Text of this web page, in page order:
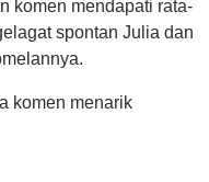
komen mendapati rata-
spontan Julia dan
komen menarik